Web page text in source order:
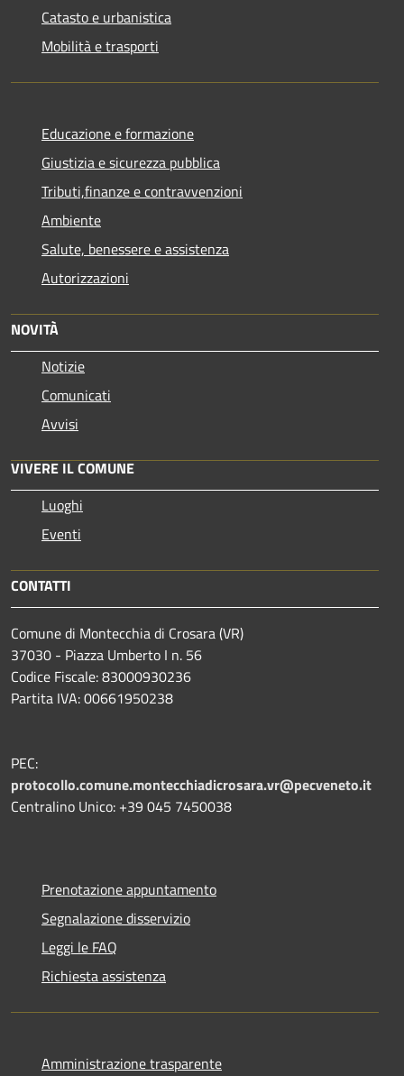
Catasto e urbanistica
Mobilità e trasporti
Educazione e formazione
Giustizia e sicurezza pubblica
Tributi,finanze e contravvenzioni
Ambiente
Salute, benessere e assistenza
Autorizzazioni
NOVITÀ
Notizie
Comunicati
Avvisi
VIVERE IL COMUNE
Luoghi
Eventi
CONTATTI
Comune di Montecchia di Crosara (VR)
37030 - Piazza Umberto I n. 56
Codice Fiscale: 83000930236
Partita IVA: 00661950238
PEC:
protocollo.comune.montecchiadicrosara.vr@pecveneto.it
Centralino Unico: +39 045 7450038
Prenotazione appuntamento
Segnalazione disservizio
Leggi le FAQ
Richiesta assistenza
Amministrazione trasparente